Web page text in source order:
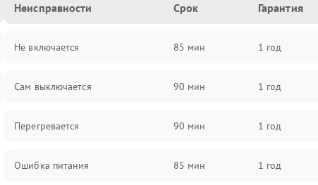
Неисправности Срок Гарантия
Не включается 85 мин 1 год
Сам выключается 90 мин 1 год
Перегревается 90 мин 1 год
Ошибка питания 85 мин 1 год